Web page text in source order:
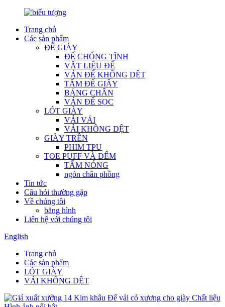
Trang chủ
Các sản phẩm
ĐẾ GIÀY
ĐẾ CHỐNG TĨNH
VẬT LIỆU ĐẾ
VÁN ĐẾ KHÔNG DỆT
TẤM ĐẾ GIẤY
BẢNG CHÂN
VÁN ĐẾ SỌC
LÓT GIÀY
VẢI VẢI
VẢI KHÔNG DỆT
GIÀY TRÊN
PHIM TPU
TOE PUFF VÀ ĐẾM
TẤM NÓNG
ngón chân phồng
Tin tức
Câu hỏi thường gặp
Về chúng tôi
băng hình
Liên hệ với chúng tôi
English
Trang chủ
Các sản phẩm
LÓT GIÀY
VẢI KHÔNG DỆT